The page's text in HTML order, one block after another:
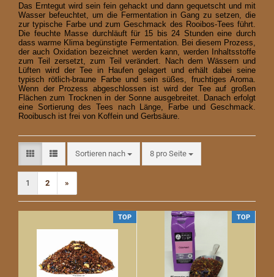
Das Erntegut wird sein fein gehackt und dann gequetscht und mit
Wasser befeuchtet, um die Fermentation in Gang zu setzen, die
zur typische Farbe und zum Geschmack des Rooibos-Tees führt.
Die feuchte Masse durchläuft für 15 bis 24 Stunden eine durch
dass warme Klima begünstigte Fermentation. Bei diesem Prozess,
der auch Oxidation bezeichnet werden kann, werden Inhaltsstoffe
zum Teil zersetzt, zum Teil verändert. Nach dem Wässern und
Lüften wird der Tee in Haufen gelagert und erhält dabei seine
typisch rötlich-braune Farbe und sein süßes, fruchtiges Aroma.
Wenn der Prozess abgeschlossen ist wird der Tee auf großen
Flächen zum Trocknen in der Sonne ausgebreitet. Danach erfolgt
eine Sortierung des Tees nach Länge, Farbe und Geschmack.
Rooibusch ist frei von Koffein und Gerbsäure.
Sortieren nach
Sortieren nach 8 pro Seite
pro Seite
1 2 »
TOP TOP